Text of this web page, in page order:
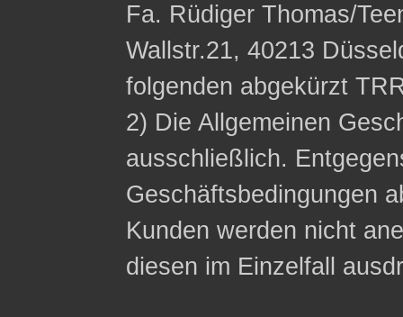
Fa. Rüdiger Thomas/
Wallstr.21, 40213
folgenden abgekürzt
2) Die Allgemeinen
ausschließlich.
Geschäftsbedingungen
Kunden werden nicht
diesen im Einzelfall